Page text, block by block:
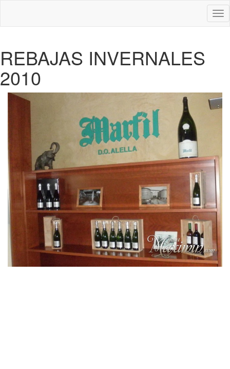
REBAJAS INVERNALES
2010